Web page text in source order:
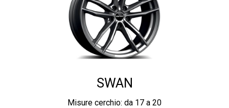
SWAN
Misure cerchio: da 17 a 20